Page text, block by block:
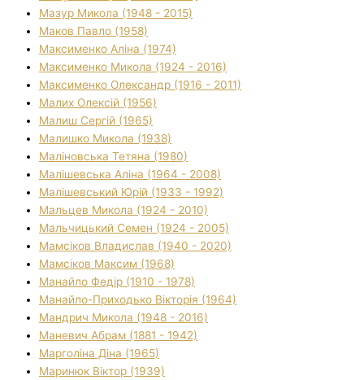
Мазур Микола (1948 - 2015)
Маков Павло (1958)
Максименко Аліна (1974)
Максименко Микола (1924 - 2016)
Максименко Олександр (1916 - 2011)
Малих Олексій (1956)
Малиш Сергій (1965)
Малишко Микола (1938)
Маліновська Тетяна (1980)
Малішевська Аліна (1964 - 2008)
Малішевський Юрій (1933 - 1992)
Мальцев Микола (1924 - 2010)
Мальчицький Семен (1924 - 2005)
Мамсіков Владислав (1940 - 2020)
Мамсіков Максим (1968)
Манайло Федір (1910 - 1978)
Манайло-Приходько Вікторія (1964)
Мандрич Микола (1948 - 2016)
Маневич Абрам (1881 - 1942)
Марголіна Діна (1965)
Маринюк Віктор (1939)